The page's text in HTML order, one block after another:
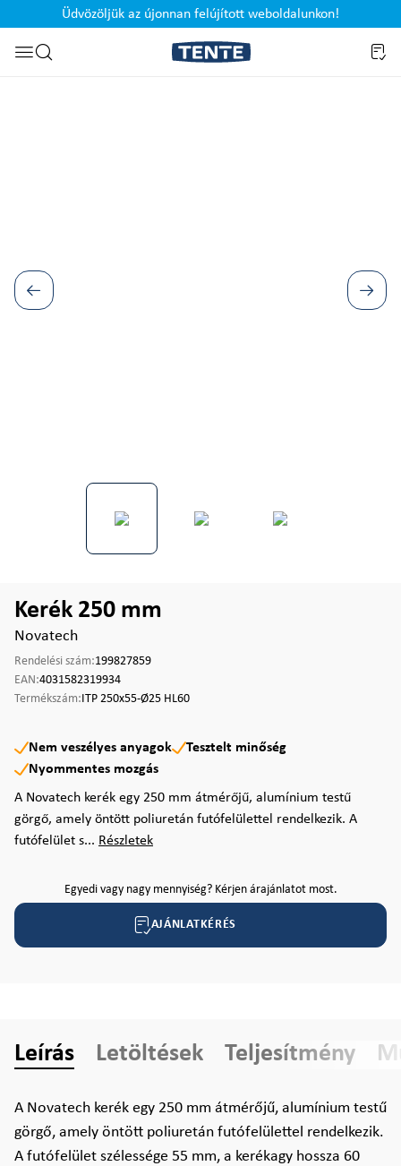
Ugrás a kereséshez
Üdvözöljük az újonnan felújított weboldalunkon!
Kerék 250 mm
Novatech
Rendelési szám:199827859
EAN:4031582319934
Termékszám:ITP 250x55-Ø25 HL60
Nem veszélyes anyagok
Tesztelt minőség
Nyommentes mozgás
A Novatech kerék egy 250 mm átmérőjű, alumínium testű
görgő, amely öntött poliuretán futófelülettel rendelkezik. A
futófelület s... Részletek
Egyedi vagy nagy mennyiség? Kérjen árajánlatot most.
AJÁNLATKÉRÉS
Leírás Letöltések Teljesítmény
A Novatech kerék egy 250 mm átmérőjű, alumínium testű
görgő, amely öntött poliuretán futófelülettel rendelkezik.
A futófelület szélessége 55 mm, a kerékagy hossza 60